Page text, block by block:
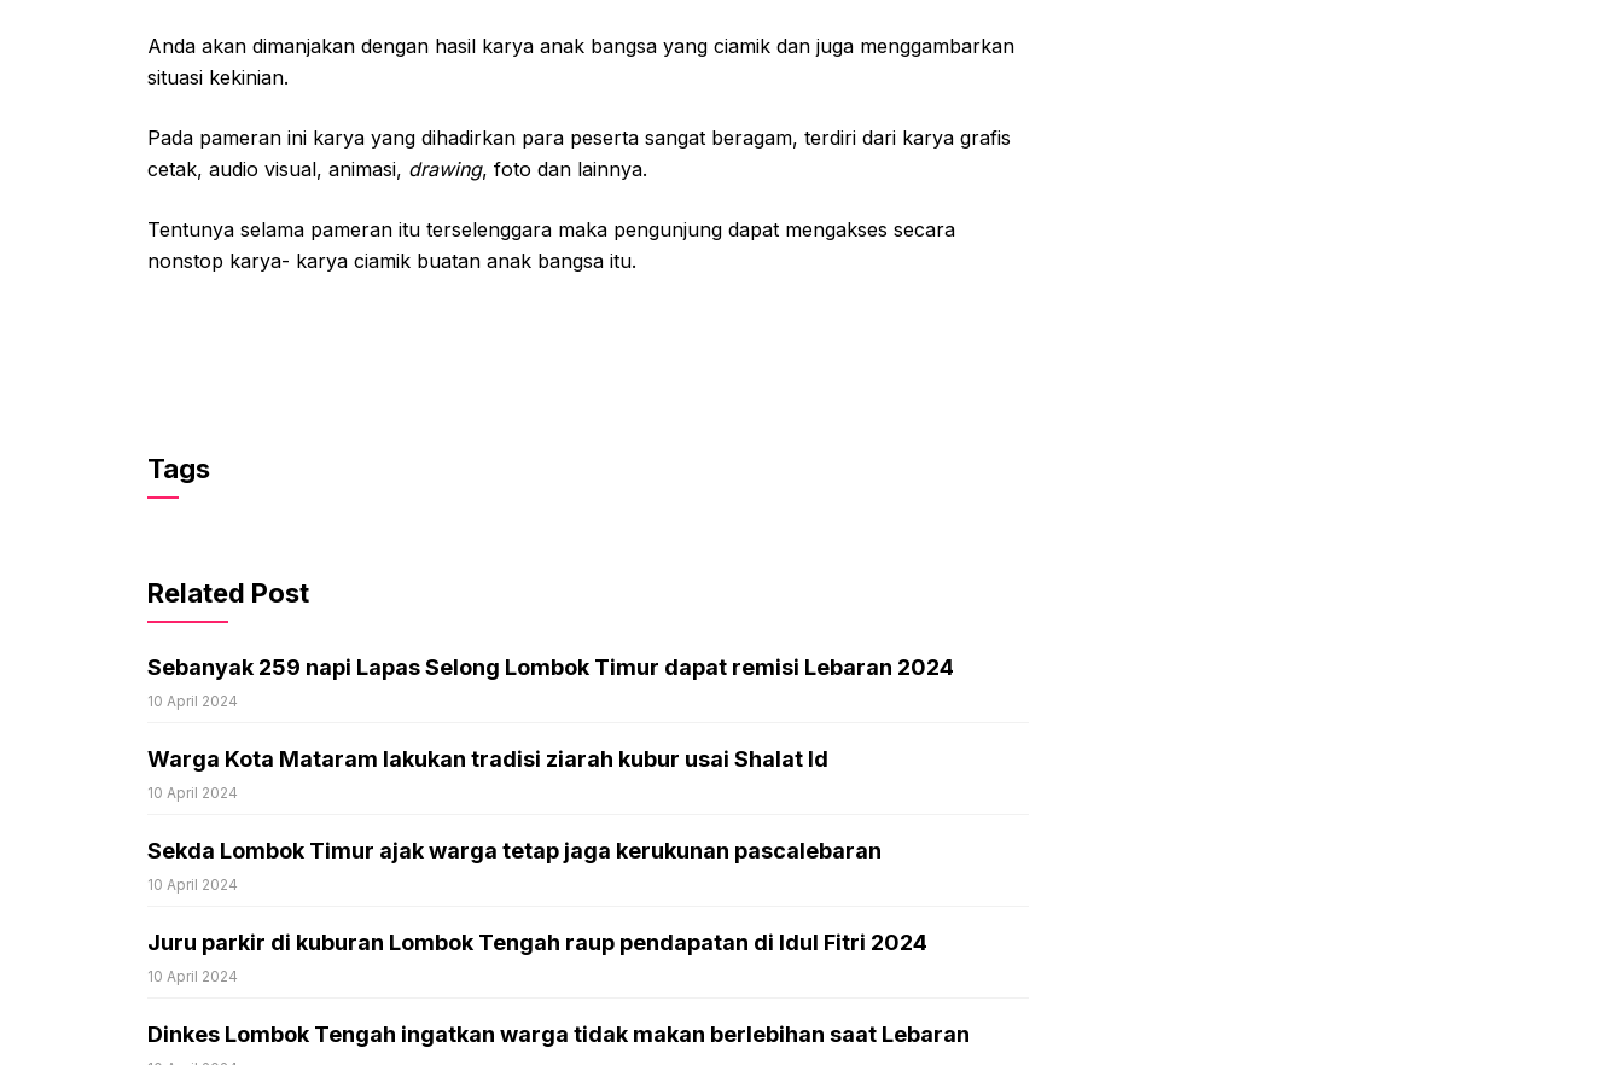
Anda akan dimanjakan dengan hasil karya anak bangsa yang ciamik dan juga menggambarkan
situasi kekinian.
Pada pameran ini karya yang dihadirkan para peserta sangat beragam, terdiri dari karya grafis
cetak, audio visual, animasi, drawing, foto dan lainnya.
Tentunya selama pameran itu terselenggara maka pengunjung dapat mengakses secara
nonstop karya- karya ciamik buatan anak bangsa itu.
Tags
Related Post
Sebanyak 259 napi Lapas Selong Lombok Timur dapat remisi Lebaran 2024
10 April 2024
Warga Kota Mataram lakukan tradisi ziarah kubur usai Shalat Id
10 April 2024
Sekda Lombok Timur ajak warga tetap jaga kerukunan pascalebaran
10 April 2024
Juru parkir di kuburan Lombok Tengah raup pendapatan di Idul Fitri 2024
10 April 2024
Dinkes Lombok Tengah ingatkan warga tidak makan berlebihan saat Lebaran